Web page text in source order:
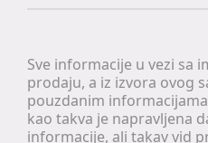
Sve informacije u vezi sa
prodaju, a iz izvora ovog
pouzdanim
kao takva je napravljena
informacije, ali takav vid